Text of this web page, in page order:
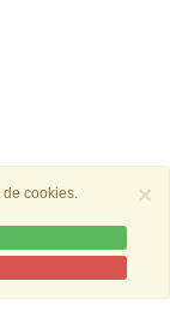
×
de cookies.